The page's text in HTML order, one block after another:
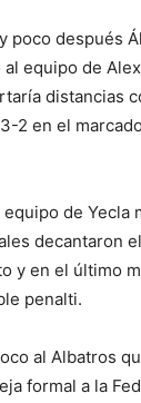
poco después
equipo de
distancias
2 en el
de Yecla
decantaron
y en el último
penalti.
al Albatros
formal a la